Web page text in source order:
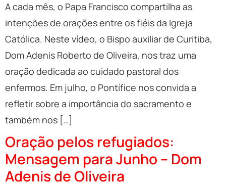
A cada mês, o Papa Francisco compartilha as
intenções de orações entre os fiéis da Igreja
Católica. Neste vídeo, o Bispo auxiliar de Curitiba,
Dom Adenis Roberto de Oliveira, nos traz uma
oração dedicada ao cuidado pastoral dos
enfermos. Em julho, o Pontífice nos convida a
refletir sobre a importância do sacramento e
também nos […]
Oração pelos refugiados:
Mensagem para Junho – Dom
Adenis de Oliveira